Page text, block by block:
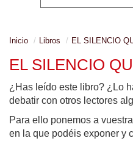
Inicio Libros EL SILENCIO
EL SILENCIO
¿Has leído este libro? ¿Lo
debatir con otros lectores
Para ello ponemos a
en la que podéis exponer y